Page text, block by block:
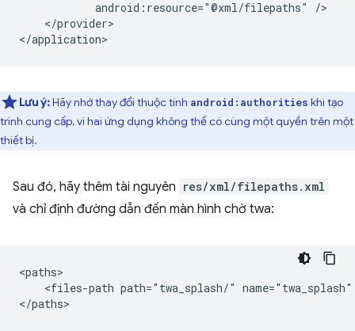
android:resource="@xml/filepaths"
</provider>
Lưu ý:Hãy nhớ thay đổi thuộc tính android:authorities khi tạo
trình cung cấp, vì hai ứng dụng không thể có cùng một quyền trên một
thiết bị.
Sau đó, hãy thêm tài nguyên res/xml/filepaths.xml
và chỉ định đường dẫn đến màn hình chờ twa:
<files-path path="twa_splash/" name="twa_splash"